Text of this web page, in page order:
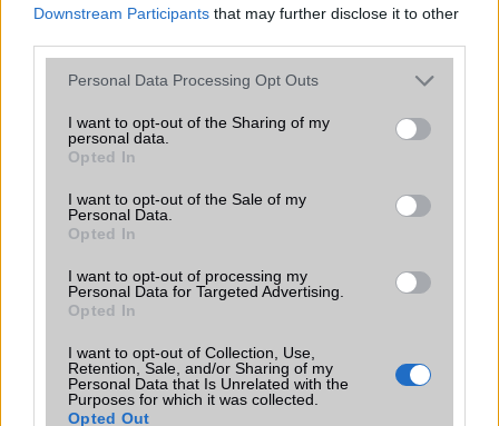
Downstream Participants that may further disclose it to other
Please note that this website/app uses one or more Google
not limited to your visit or usage behaviour. You may click to
grant or deny consent to Google and its third-party tags to
use your data for below specified purposes in below Google
consent section.
Personal Data Processing Opt Outs
I want to opt-out of the Sharing of my
personal data.
Opted In
I want to opt-out of the Sale of my
Personal Data.
Opted In
I want to opt-out of processing my
Personal Data for Targeted Advertising.
Opted In
I want to opt-out of Collection, Use,
Retention, Sale, and/or Sharing of my
Personal Data that Is Unrelated with the
Purposes for which it was collected.
Opted Out
Apple iPhone XI R
Összes mobiltelefon
Amennyiben tesztekre is kíváncsi, olvassa elmobiltelefon
tesztjeinketis, ahol hosszabban, több napon keresztül vizsgálják
meg szakértő kollégáink az eszközöket, és utána írják le szakmai
véleményüket. Amennyiben többet szeretne megtudni a
telefonokról, érdemes még
keresgélni a telefon adatbázisunkban
amely a legnagyobb Magyarországon elérhető mobiltelefon, tablet
összehasonlításárais van lehetőség
Minden hírt ellátunk cimkékkel is, így könnyebben lehet megkeresni
az adott témához, készülékhez kapcsolódó összes hírünket.
Egyszerűen kattintson rá az adott cimkére, és már mutatjuk is az